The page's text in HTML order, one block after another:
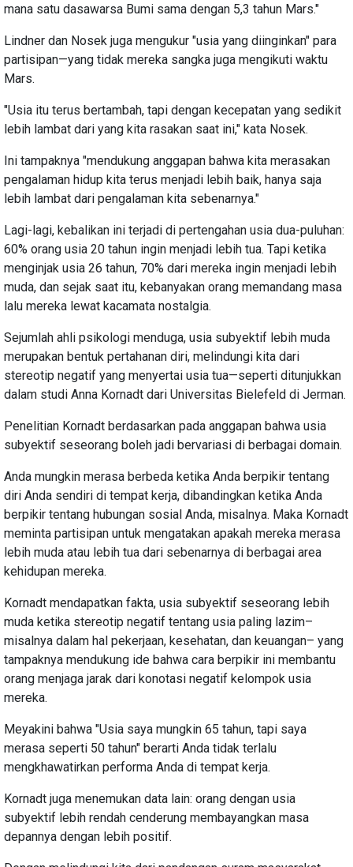
mana satu dasawarsa Bumi sama dengan 5,3 tahun Mars."
Lindner dan Nosek juga mengukur "usia yang diinginkan" para
partisipan—yang tidak mereka sangka juga mengikuti waktu
Mars.
"Usia itu terus bertambah, tapi dengan kecepatan yang sedikit
lebih lambat dari yang kita rasakan saat ini," kata Nosek.
Ini tampaknya "mendukung anggapan bahwa kita merasakan
pengalaman hidup kita terus menjadi lebih baik, hanya saja
lebih lambat dari pengalaman kita sebenarnya."
Lagi-lagi, kebalikan ini terjadi di pertengahan usia dua-puluhan:
60% orang usia 20 tahun ingin menjadi lebih tua. Tapi ketika
menginjak usia 26 tahun, 70% dari mereka ingin menjadi lebih
muda, dan sejak saat itu, kebanyakan orang memandang masa
lalu mereka lewat kacamata nostalgia.
Sejumlah ahli psikologi menduga, usia subyektif lebih muda
merupakan bentuk pertahanan diri, melindungi kita dari
stereotip negatif yang menyertai usia tua—seperti ditunjukkan
dalam studi Anna Kornadt dari Universitas Bielefeld di Jerman.
Penelitian Kornadt berdasarkan pada anggapan bahwa usia
subyektif seseorang boleh jadi bervariasi di berbagai domain.
Anda mungkin merasa berbeda ketika Anda berpikir tentang
diri Anda sendiri di tempat kerja, dibandingkan ketika Anda
berpikir tentang hubungan sosial Anda, misalnya. Maka Kornadt
meminta partisipan untuk mengatakan apakah mereka merasa
lebih muda atau lebih tua dari sebenarnya di berbagai area
kehidupan mereka.
Kornadt mendapatkan fakta, usia subyektif seseorang lebih
muda ketika stereotip negatif tentang usia paling lazim–
misalnya dalam hal pekerjaan, kesehatan, dan keuangan– yang
tampaknya mendukung ide bahwa cara berpikir ini membantu
orang menjaga jarak dari konotasi negatif kelompok usia
mereka.
Meyakini bahwa "Usia saya mungkin 65 tahun, tapi saya
merasa seperti 50 tahun" berarti Anda tidak terlalu
mengkhawatirkan performa Anda di tempat kerja.
Kornadt juga menemukan data lain: orang dengan usia
subyektif lebih rendah cenderung membayangkan masa
depannya dengan lebih positif.